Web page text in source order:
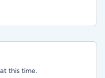
this time.